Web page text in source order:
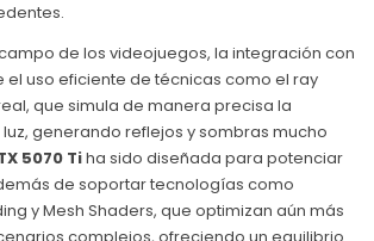
de los videojuegos, la integración con
el uso eficiente de técnicas como el ray
que simula de manera precisa la
generando reflejos y sombras mucho
5070 Tiha sido diseñada para potenciar
de soportar tecnologías como
y Mesh Shaders, que optimizan aún más